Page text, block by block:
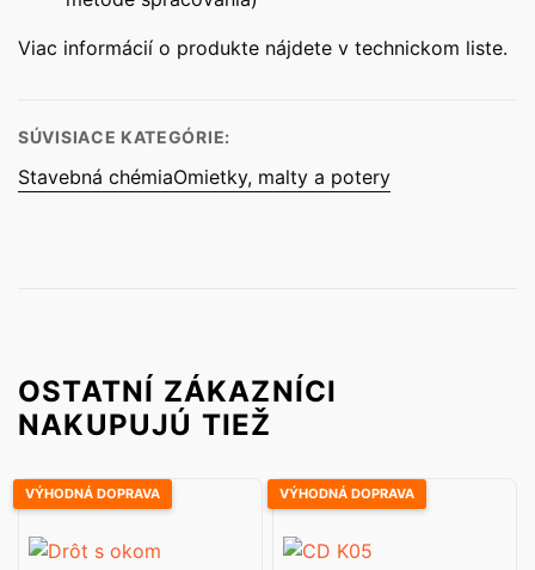
Viac informácií o produkte nájdete v technickom liste.
SÚVISIACE KATEGÓRIE:
Stavebná chémiaOmietky, malty a potery
OSTATNÍ ZÁKAZNÍCI
NAKUPUJÚ TIEŽ
VÝHODNÁ DOPRAVA VÝHODNÁ DOPRAVA